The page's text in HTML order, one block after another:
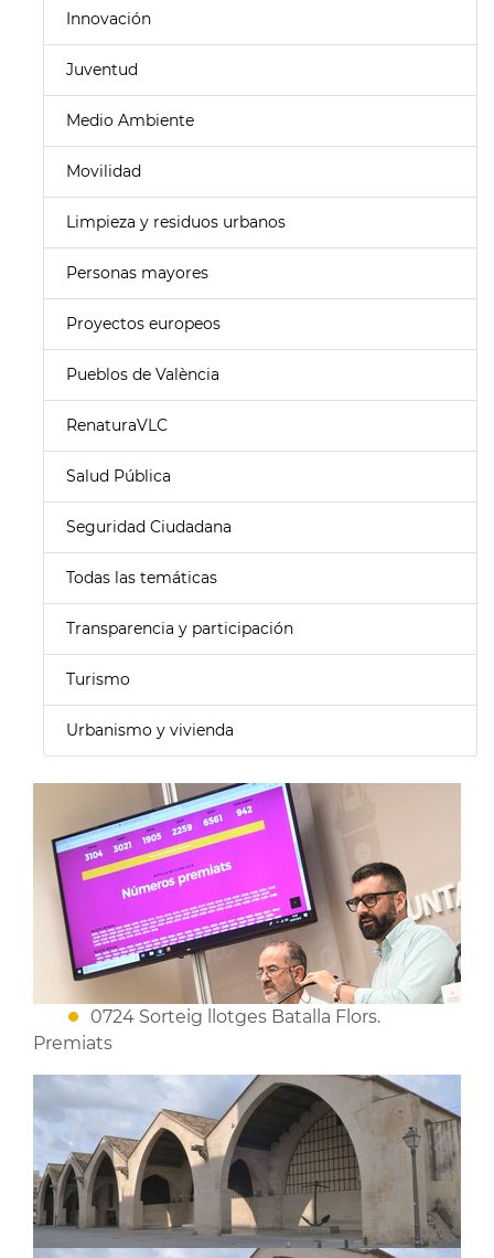
Innovación
Juventud
Medio Ambiente
Movilidad
Limpieza y residuos urbanos
Personas mayores
Proyectos europeos
Pueblos de València
RenaturaVLC
Salud Pública
Seguridad Ciudadana
Todas las temáticas
Transparencia y participación
Turismo
Urbanismo y vivienda
0724 Sorteig llotges Batalla Flors.
Premiats